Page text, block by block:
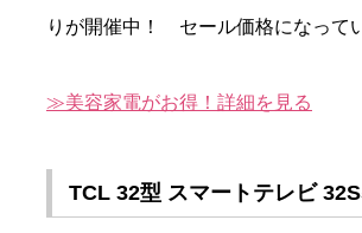
りが開催中！ セール価格になって
美容家電がお得！詳細を見る
TCL 32型 スマートテレビ